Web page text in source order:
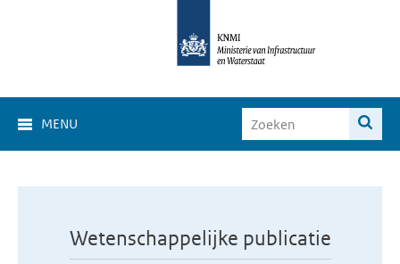
MENU
Wetenschappelijke publicatie